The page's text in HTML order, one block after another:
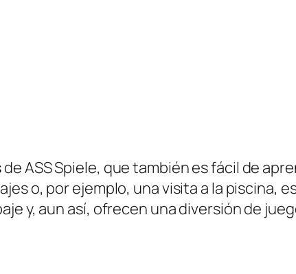
ASS Spiele, que también es fácil de
o, por ejemplo, una visita a la piscina,
y, aun así, ofrecen una diversión de